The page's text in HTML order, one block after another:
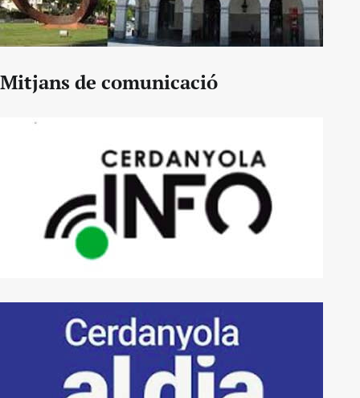
Mitjans de comunicació